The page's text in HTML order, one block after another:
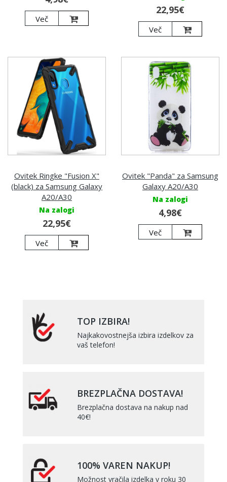
Več
22,95€
Več
Ovitek Ringke "Fusion X"
(black) za Samsung Galaxy
A20/A30
Na zalogi
22,95€
Več
Ovitek "Panda" za Samsung
Galaxy A20/A30
Na zalogi
4,98€
Več
TOP IZBIRA!
Najkakovostnejša izbira izdelkov za
vaš telefon!
BREZPLAČNA DOSTAVA!
Brezplačna dostava na nakup nad
40€!
100% VAREN NAKUP!
Možnost vračila izdelka v roku 30